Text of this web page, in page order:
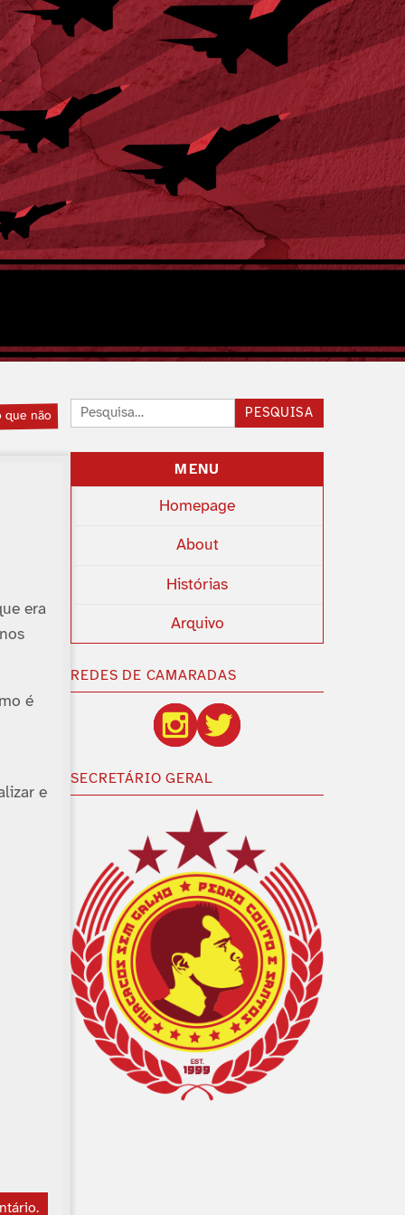
que não
era
é
e
.
Pesquisar: PESQUISA
MENU
Homepage
About
Histórias
Arquivo
REDES DE CAMARADAS
SECRETÁRIO GERAL